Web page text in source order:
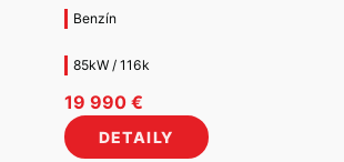
Benzín
85kW / 116k
19 990 €
DETAILY